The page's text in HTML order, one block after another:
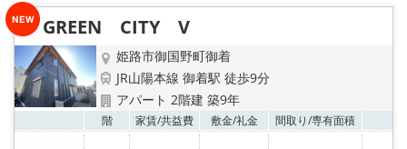
登
GREEN CITY V
姫路市御国野町御着
JR山陽本線 御着駅 徒歩9分
アパート 2階建 築9年
階 家賃/共益費 敷金/礼金 間取り/専有面積